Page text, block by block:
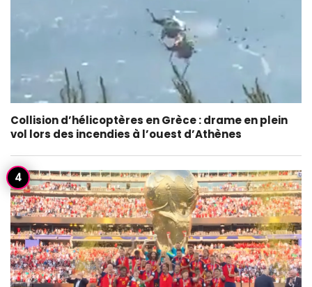
Collision d’hélicoptères en Grèce : drame en plein
vol lors des incendies à l’ouest d’Athènes